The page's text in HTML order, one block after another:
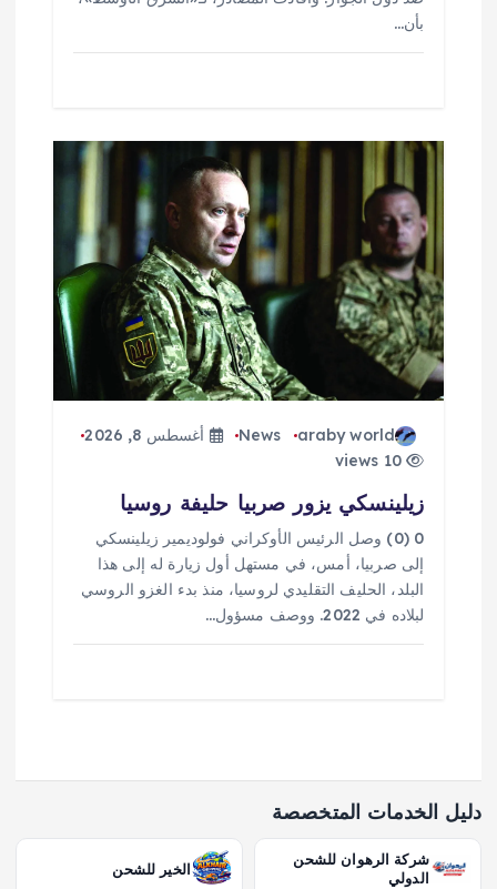
بأن…
araby world
News
أغسطس 8, 2026
10 views
زيلينسكي يزور صربيا حليفة روسيا
0 (0) وصل الرئيس الأوكراني فولوديمير زيلينسكي
إلى صربيا، أمس، في مستهل أول زيارة له إلى هذا
البلد، الحليف التقليدي لروسيا، منذ بدء الغزو الروسي
لبلاده في 2022. ووصف مسؤول…
دليل الخدمات المتخصصة
شركة الرهوان للشحن
الدولي
الخير للشحن